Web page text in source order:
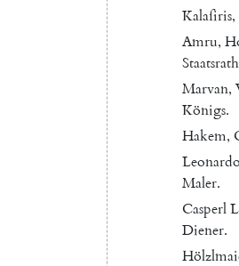
Kalaſiris,
Amru,
Staatsrath
Marvan,
Königs.
Hakem,
Maler.
Casperl
Diener.